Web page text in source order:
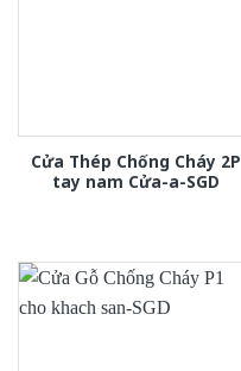
Cửa Thép Chống Cháy 2P
tay nam Cửa-a-SGD